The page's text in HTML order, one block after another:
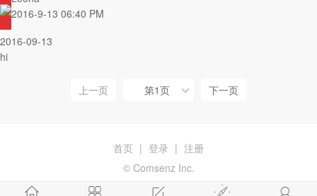
2016-9-13 06:40 PM
2016-09-13
hi
上一页 第1页 下一页
首页 | 登录 | 注册
© Comsenz Inc.